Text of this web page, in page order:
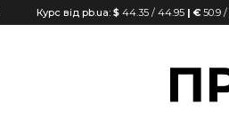
Курс від pb.ua: $ 44.35 / 44.95 | € 50.9 /